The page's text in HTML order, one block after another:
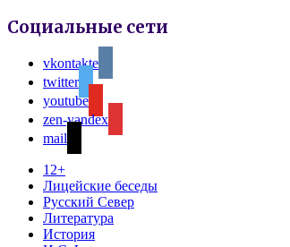
Социальные сети
vkontakte
twitter
youtube
zen-yandex
mail
12+
Лицейские беседы
Русский Север
Литература
История